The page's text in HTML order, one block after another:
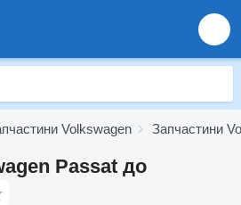
Volkswagen Запчастини
Passat до